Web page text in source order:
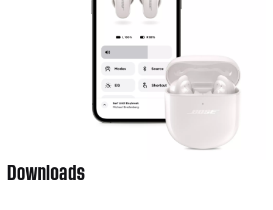
Downloads